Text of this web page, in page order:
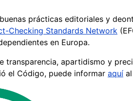
prácticas editoriales y
Checking Standards Network
en Europa.
transparencia, apartidismo y
el Código, puede informar aquí